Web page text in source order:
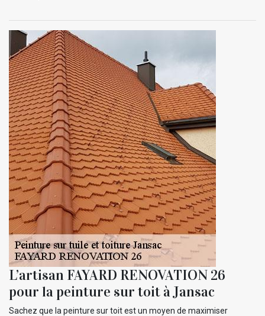
L’artisan FAYARD RENOVATION 26
pour la peinture sur toit à Jansac
Sachez que la peinture sur toit est un moyen de maximiser